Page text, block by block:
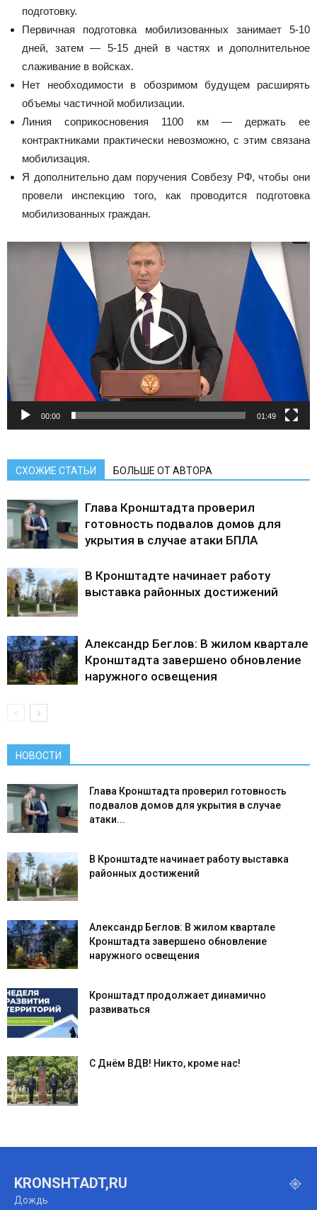
подготовку.
Первичная подготовка мобилизованных занимает 5-10
дней, затем — 5-15 дней в частях и дополнительное
слаживание в войсках.
Нет необходимости в обозримом будущем расширять
объемы частичной мобилизации.
Линия соприкосновения 1100 км — держать ее
контрактниками практически невозможно, с этим связана
мобилизация.
Я дополнительно дам поручения Совбезу РФ, чтобы они
провели инспекцию того, как проводится подготовка
мобилизованных граждан.
Видеоплеер
00:00 01:49
СХОЖИЕ СТАТЬИ БОЛЬШЕ ОТ АВТОРА
Глава Кронштадта проверил
готовность подвалов домов для
укрытия в случае атаки БПЛА
В Кронштадте начинает работу
выставка районных достижений
Александр Беглов: В жилом квартале
Кронштадта завершено обновление
наружного освещения
НОВОСТИ
Глава Кронштадта проверил готовность
подвалов домов для укрытия в случае
атаки...
В Кронштадте начинает работу выставка
районных достижений
Александр Беглов: В жилом квартале
Кронштадта завершено обновление
наружного освещения
Кронштадт продолжает динамично
развиваться
С Днём ВДВ! Никто, кроме нас!
KRONSHTADT,RU
Дождь